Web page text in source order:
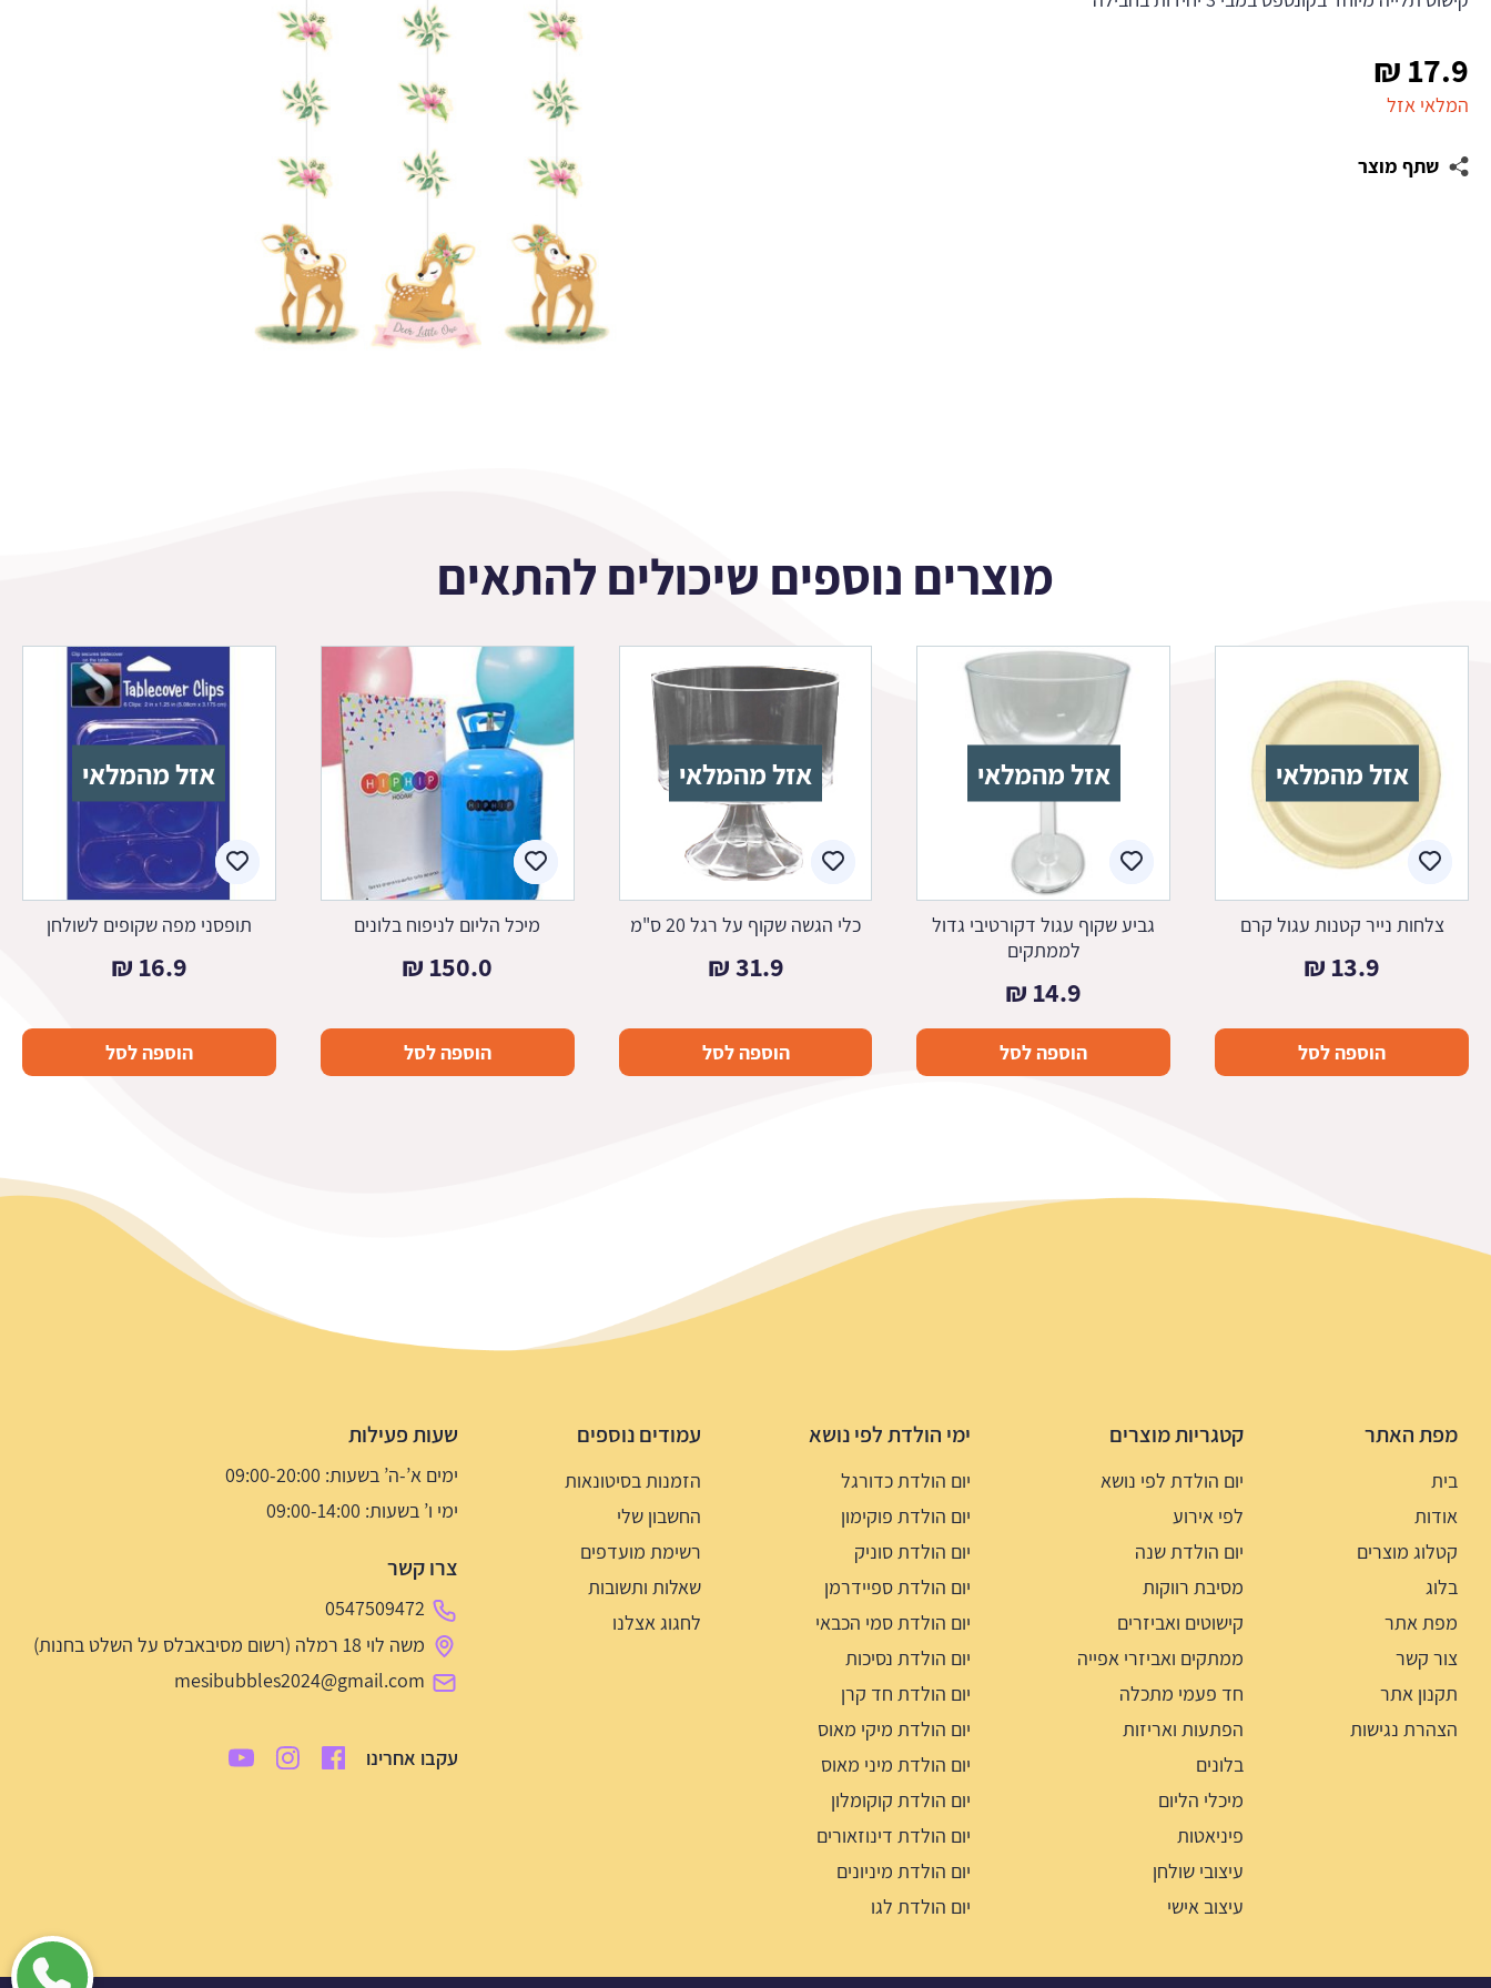
17.9
₪
המלאי אזל
שתף מוצר
מוצרים נוספים שיכולים להתאים
אזל מהמלאי
צלחות נייר קטנות עגול קרם
13.9
₪
הוספה לסל
אזל מהמלאי
גביע שקוף עגול דקורטיבי גדול
לממתקים
14.9
₪
הוספה לסל
אזל מהמלאי
כלי הגשה שקוף על רגל 20 ס"מ
31.9
₪
הוספה לסל
מיכל הליום לניפוח בלונים
150.0
₪
הוספה לסל
אזל מהמלאי
תופסני מפה שקופים לשולחן
16.9
₪
הוספה לסל
מפת האתר
בית
אודות
קטלוג מוצרים
בלוג
מפת אתר
צור קשר
תקנון אתר
הצהרת נגישות
קטגריות מוצרים
יום הולדת לפי נושא
לפי אירוע
יום הולדת שנה
מסיבת רווקות
קישוטים ואביזרים
ממתקים ואביזרי אפייה
חד פעמי מתכלה
הפתעות ואריזות
בלונים
מיכלי הליום
פיניאטות
עיצובי שולחן
עיצוב אישי
ימי הולדת לפי נושא
יום הולדת כדורגל
יום הולדת פוקימון
יום הולדת סוניק
יום הולדת ספיידרמן
יום הולדת סמי הכבאי
יום הולדת נסיכות
יום הולדת חד קרן
יום הולדת מיקי מאוס
יום הולדת מיני מאוס
יום הולדת קוקומלון
יום הולדת דינוזאורים
יום הולדת מיניונים
יום הולדת לגו
עמודים נוספים
הזמנות בסיטונאות
החשבון שלי
רשימת מועדפים
שאלות ותשובות
לחגוג אצלנו
שעות פעילות
ימים א’-ה’ בשעות: 09:00-20:00
ימי ו’ בשעות: 09:00-14:00
צרו קשר
0547509472
משה לוי 18 רמלה (רשום מסיבאבלס על השלט בחנות)
mesibubbles2024@gmail.com
עקבו אחרינו